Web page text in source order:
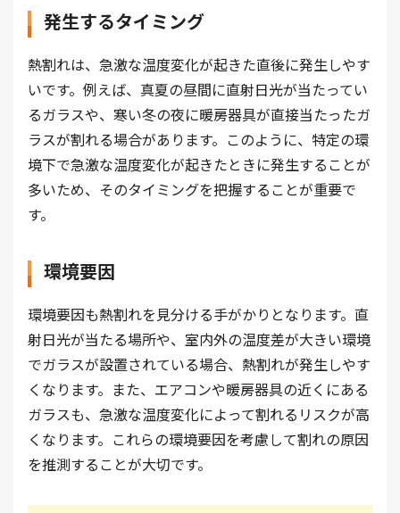
発生するタイミング
熱割れは、急激な温度変化が起きた直後に発生しやす
いです。例えば、真夏の昼間に直射日光が当たってい
るガラスや、寒い冬の夜に暖房器具が直接当たったガ
ラスが割れる場合があります。このように、特定の環
境下で急激な温度変化が起きたときに発生することが
多いため、そのタイミングを把握することが重要で
す。
環境要因
環境要因も熱割れを見分ける手がかりとなります。直
射日光が当たる場所や、室内外の温度差が大きい環境
でガラスが設置されている場合、熱割れが発生しやす
くなります。また、エアコンや暖房器具の近くにある
ガラスも、急激な温度変化によって割れるリスクが高
くなります。これらの環境要因を考慮して割れの原因
を推測することが大切です。